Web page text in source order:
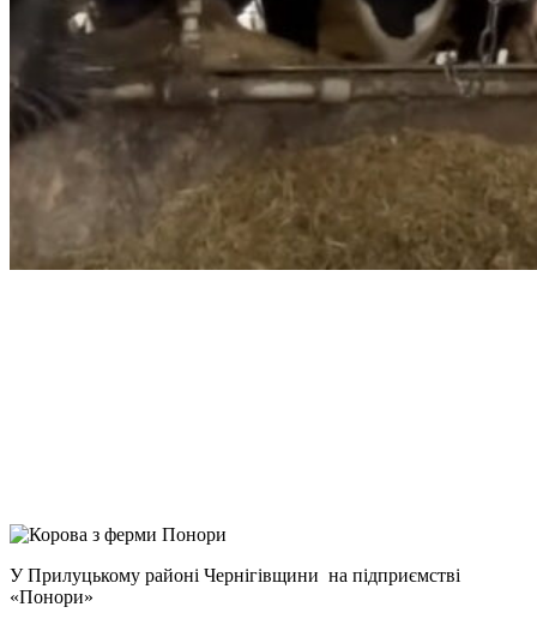
Link
Print
У Прилуцькому районі Чернігівщини на підприємстві
«Понори»